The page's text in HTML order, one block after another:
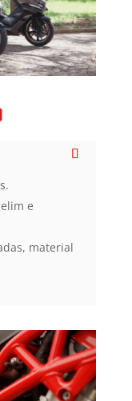
e
material